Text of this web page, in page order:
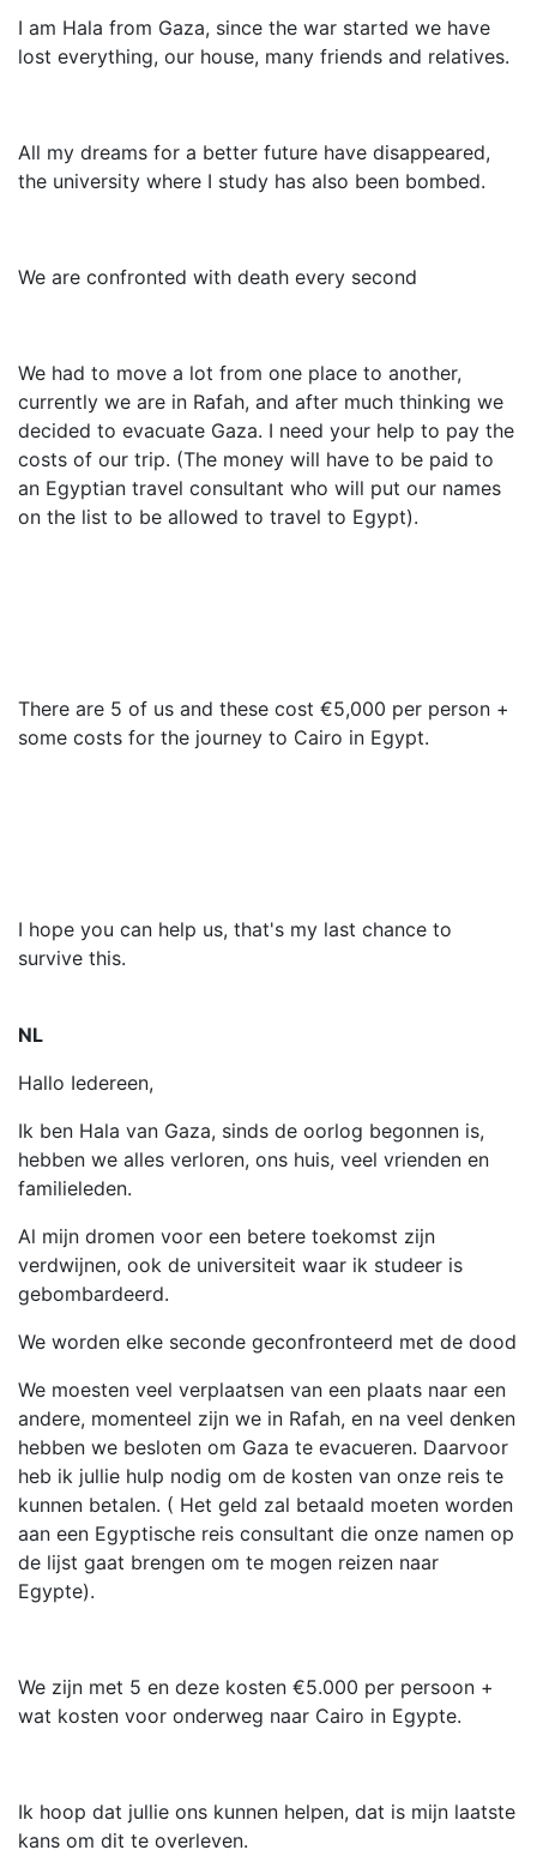
I am Hala from Gaza, since the war started we have
lost everything, our house, many friends and relatives.
All my dreams for a better future have disappeared,
the university where I study has also been bombed.
We are confronted with death every second
We had to move a lot from one place to another,
currently we are in Rafah, and after much thinking we
decided to evacuate Gaza. I need your help to pay the
costs of our trip. (The money will have to be paid to
an Egyptian travel consultant who will put our names
on the list to be allowed to travel to Egypt).
There are 5 of us and these cost €5,000 per person +
some costs for the journey to Cairo in Egypt.
I hope you can help us, that's my last chance to
survive this.
NL
Hallo Iedereen,
Ik ben Hala van Gaza, sinds de oorlog begonnen is,
hebben we alles verloren, ons huis, veel vrienden en
familieleden.
Al mijn dromen voor een betere toekomst zijn
verdwijnen, ook de universiteit waar ik studeer is
gebombardeerd.
We worden elke seconde geconfronteerd met de dood
We moesten veel verplaatsen van een plaats naar een
andere, momenteel zijn we in Rafah, en na veel denken
hebben we besloten om Gaza te evacueren. Daarvoor
heb ik jullie hulp nodig om de kosten van onze reis te
kunnen betalen. ( Het geld zal betaald moeten worden
aan een Egyptische reis consultant die onze namen op
de lijst gaat brengen om te mogen reizen naar
Egypte).
We zijn met 5 en deze kosten €5.000 per persoon +
wat kosten voor onderweg naar Cairo in Egypte.
Ik hoop dat jullie ons kunnen helpen, dat is mijn laatste
kans om dit te overleven.